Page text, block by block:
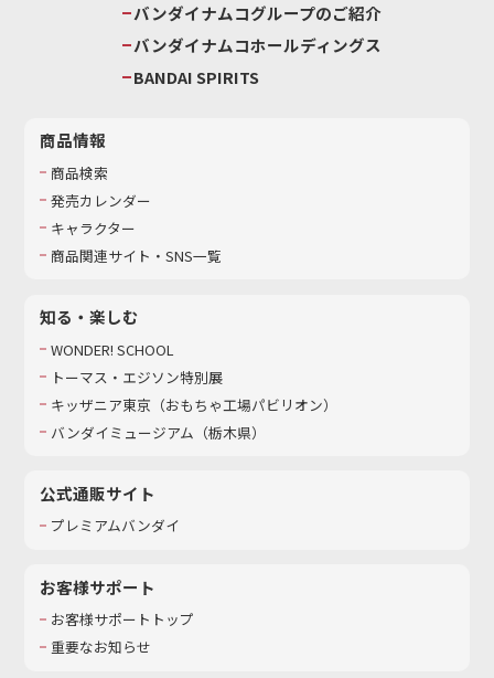
バンダイナムコグループのご紹介
バンダイナムコホールディングス
BANDAI SPIRITS
商品情報
商品検索
発売カレンダー
キャラクター
商品関連サイト・SNS一覧
知る・楽しむ
WONDER! SCHOOL
トーマス・エジソン特別展
キッザニア東京（おもちゃ工場パビリオン）​
バンダイミュージアム（栃木県）
公式通販サイト
プレミアムバンダイ
お客様サポート
お客様サポートトップ
重要なお知らせ